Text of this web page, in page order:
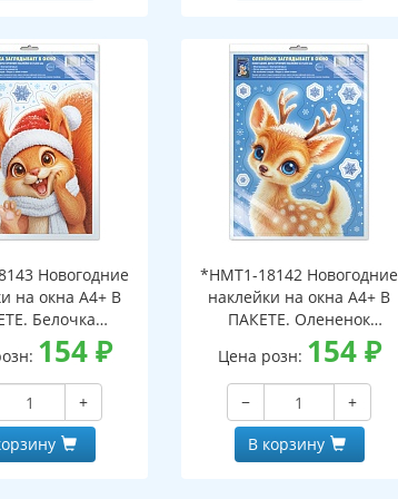
Новогодние
на окна А4+ В
Белочка
в окно (видны
сторон,
в
упаковке,
и клеевым
154₽
+
*НМТ1-18142 Новогодние
наклейки на окна А4+ В
ПАКЕТЕ. Олененок
заглядывает в окно (видны
с обеих сторон,
многоразовые, в
индивидуальной упаковке,
с европодвесом и клеевым
клапаном)
Цена розн: 154₽
−
+
В корзину